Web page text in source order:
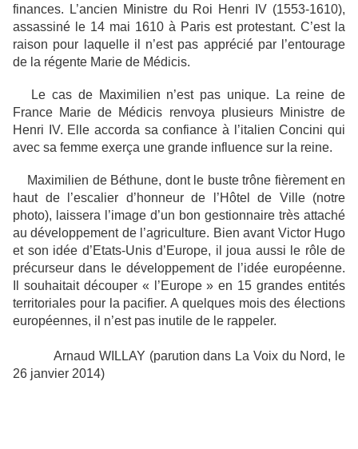
finances. L’ancien Ministre du Roi Henri IV (1553-1610),
assassiné le 14 mai 1610 à Paris est protestant. C’est la
raison pour laquelle il n’est pas apprécié par l’entourage
de la régente Marie de Médicis.
Le cas de Maximilien n’est pas unique. La reine de
France Marie de Médicis renvoya plusieurs Ministre de
Henri IV. Elle accorda sa confiance à l’italien Concini qui
avec sa femme exerça une grande influence sur la reine.
Maximilien de Béthune, dont le buste trône fièrement en
haut de l’escalier d’honneur de l’Hôtel de Ville (notre
photo), laissera l’image d’un bon gestionnaire très attaché
au développement de l’agriculture. Bien avant Victor Hugo
et son idée d’Etats-Unis d’Europe, il joua aussi le rôle de
précurseur dans le développement de l’idée européenne.
Il souhaitait découper « l’Europe » en 15 grandes entités
territoriales pour la pacifier. A quelques mois des élections
européennes, il n’est pas inutile de le rappeler.
Arnaud WILLAY (parution dans La Voix du Nord, le
26 janvier 2014)